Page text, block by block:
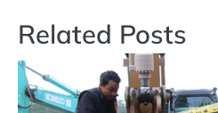
Related Posts